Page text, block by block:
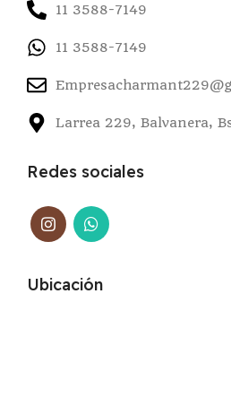
11 3588-7149
11 3588-7149
Larrea 229, Balvanera,
Redes sociales
Ubicación